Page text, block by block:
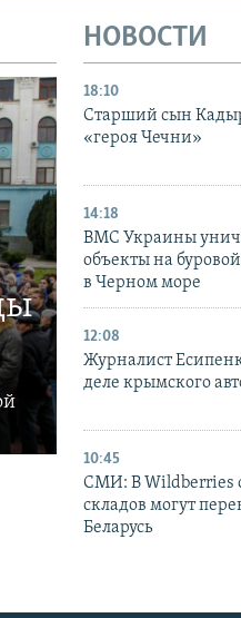
НОВОСТИ
18:10
Старший сын
«героя Чечни»
14:18
ВМС Украины
объекты на
в Черном море
12:08
Журналист
деле крымского
10:45
СМИ: В Wildberries
складов могут
Беларусь